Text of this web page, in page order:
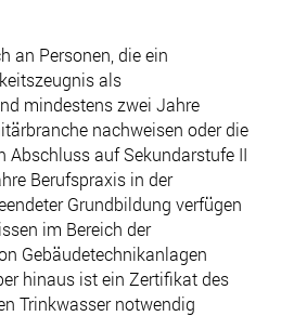
an Personen, die ein
als
mindestens zwei Jahre
nachweisen oder die
Abschluss auf Sekundarstufe II
Berufspraxis in der
Grundbildung verfügen
im Bereich der
Gebäudetechnikanlagen
hinaus ist ein Zertifikat des
Trinkwasser notwendig